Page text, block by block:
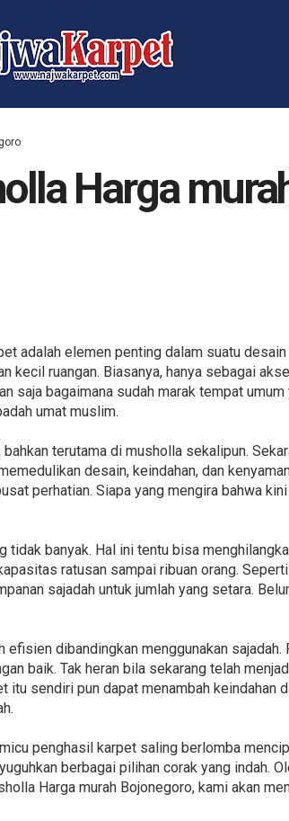
Harga
adalah elemen penting dalam suatu desain
ruangan. Biasanya, hanya sebagai
saja bagaimana sudah marak tempat
umat muslim.
terutama di musholla sekalipun.
desain, keindahan, dan
perhatian. Siapa yang mengira bahwa
banyak. Hal ini tentu bisa
ratusan sampai ribuan orang.
sajadah untuk jumlah yang setara.
dibandingkan menggunakan
baik. Tak heran bila sekarang telah
sendiri pun dapat menambah keindahan
penghasil karpet saling berlomba
berbagai pilihan corak yang indah.
Harga murah Bojonegoro, kami akan